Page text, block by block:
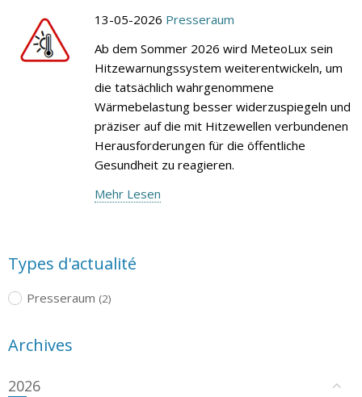
13-05-2026 Presseraum
Ab dem Sommer 2026 wird MeteoLux sein
Hitzewarnungssystem weiterentwickeln, um
die tatsächlich wahrgenommene
Wärmebelastung besser widerzuspiegeln und
präziser auf die mit Hitzewellen verbundenen
Herausforderungen für die öffentliche
Gesundheit zu reagieren.
Mehr Lesen
Types d'actualité
Presseraum (2)
Archives
2026